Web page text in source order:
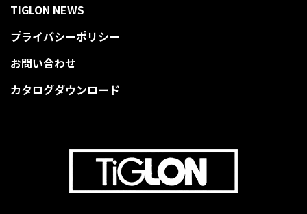
TIGLON NEWS
プライバシーポリシー
お問い合わせ
カタログダウンロード